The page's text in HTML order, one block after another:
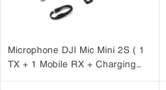
Microphone DJI Mic Mini 2S ( 1
TX + 1 Mobile RX + Charging